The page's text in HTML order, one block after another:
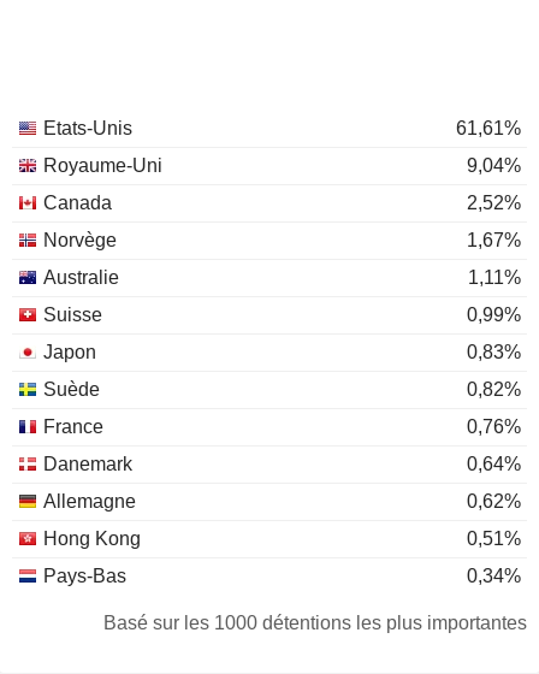
Etats-Unis
61,61%
Royaume-Uni
9,04%
Canada
2,52%
Norvège
1,67%
Australie
1,11%
Suisse
0,99%
Japon
0,83%
Suède
0,82%
France
0,76%
Danemark
0,64%
Allemagne
0,62%
Hong Kong
0,51%
Pays-Bas
0,34%
Corée du Sud
0,32%
Basé sur les 1000 détentions les plus importantes